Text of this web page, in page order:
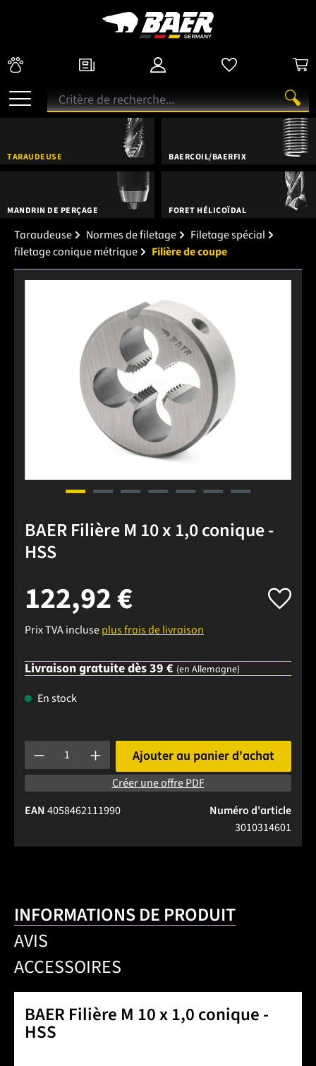
TARAUDEUSE BAERCOIL/BAERFIX
MANDRIN DE PERÇAGE FORET HÉLICOÏDAL
Taraudeuse Normes de filetage
Filetage spécial
filetage conique métrique
Filière de coupe
BAER Filière M 10 x 1,0 conique -
HSS
122,92 €
Prix TVA incluseplus frais de livraison
Livraison gratuite dès 39 € (en Allemagne)
En stock
Quantité de produit : Entrez la quantité souhaitée ou
Ajouter au panier d'achat
Créer une offre PDF
Numéro d'article
3010314601
EAN4058462111990
INFORMATIONS DE PRODUIT
AVIS
ACCESSOIRES
BAER Filière M 10 x 1,0 conique -
HSS